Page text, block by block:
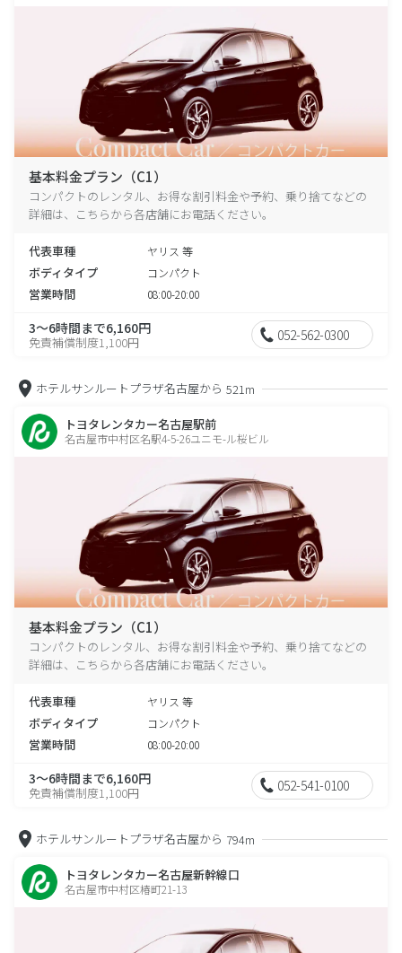
基本料金プラン（C1）
コンパクトのレンタル、お得な割引料金や予約、乗り捨てなどの
詳細は、こちらから各店舗にお電話ください。
代表車種 ヤリス 等
ボディタイプ コンパクト
営業時間 08:00-20:00
3～6時間まで6,160円
免責補償制度1,100円 052-562-0300
ホテルサンルートプラザ名古屋から 521m
トヨタレンタカー名古屋駅前
名古屋市中村区名駅4-5-26ユニモ-ル桜ビル
基本料金プラン（C1）
コンパクトのレンタル、お得な割引料金や予約、乗り捨てなどの
詳細は、こちらから各店舗にお電話ください。
代表車種 ヤリス 等
ボディタイプ コンパクト
営業時間 08:00-20:00
3～6時間まで6,160円
免責補償制度1,100円 052-541-0100
ホテルサンルートプラザ名古屋から 794m
トヨタレンタカー名古屋新幹線口
名古屋市中村区椿町21-13